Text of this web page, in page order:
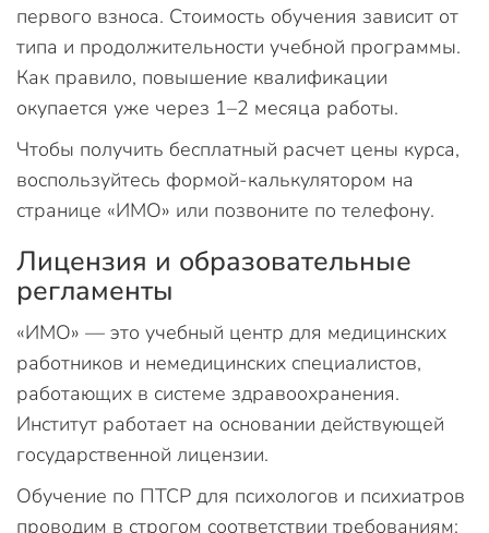
первого взноса. Стоимость обучения зависит от
типа и продолжительности учебной программы.
Как правило, повышение квалификации
окупается уже через 1–2 месяца работы.
Чтобы получить бесплатный расчет цены курса,
воспользуйтесь формой-калькулятором на
странице «ИМО» или позвоните по телефону.
Лицензия и образовательные
регламенты
«ИМО» — это учебный центр для медицинских
работников и немедицинских специалистов,
работающих в системе здравоохранения.
Институт работает на основании действующей
государственной лицензии.
Обучение по ПТСР для психологов и психиатров
проводим в строгом соответствии требованиям: